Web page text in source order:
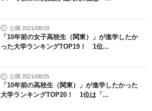
公開 2021/08/18
「10年前の女子高校生（関東）」が進学したか
った大学ランキングTOP19！ 1位...
公開 2021/08/25
「10年前の高校生（関東）」が進学したかった
大学ランキングTOP20！ 1位は「...